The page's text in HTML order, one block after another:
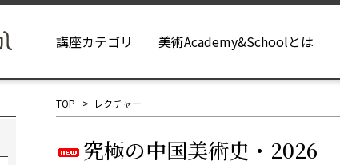
講座カテゴリ 美術Academy&Schoolとは
TOP レクチャー
究極の中国美術史・2026